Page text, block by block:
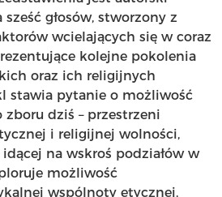
głosów, stworzony z
wcielających się w coraz
kolejne pokolenia
oraz ich religijnych
stawia pytanie o możliwość
dziś – przestrzeni
i religijnej wolności,
na wskroś podziałów w
możliwość
wspólnoty etycznej,